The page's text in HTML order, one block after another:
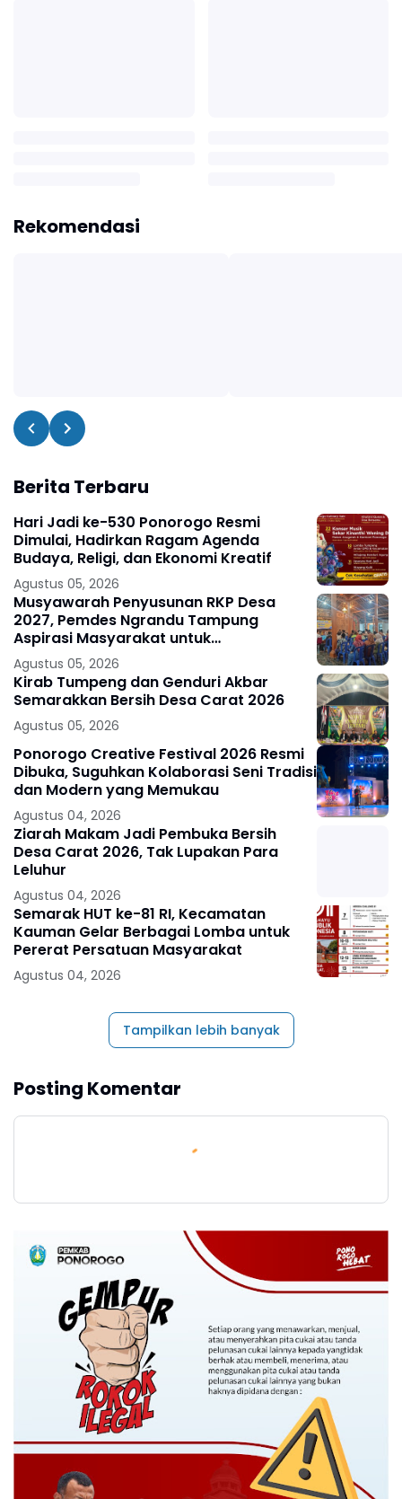
Rekomendasi
Berita Terbaru
Hari Jadi ke-530 Ponorogo Resmi
Dimulai, Hadirkan Ragam Agenda
Budaya, Religi, dan Ekonomi Kreatif
Agustus 05, 2026
Musyawarah Penyusunan RKP Desa
2027, Pemdes Ngrandu Tampung
Aspirasi Masyarakat untuk
Pembangunan Berkelanjutan
Agustus 05, 2026
Kirab Tumpeng dan Genduri Akbar
Semarakkan Bersih Desa Carat 2026
Agustus 05, 2026
Ponorogo Creative Festival 2026 Resmi
Dibuka, Suguhkan Kolaborasi Seni Tradisi
dan Modern yang Memukau
Agustus 04, 2026
Ziarah Makam Jadi Pembuka Bersih
Desa Carat 2026, Tak Lupakan Para
Leluhur
Agustus 04, 2026
Semarak HUT ke-81 RI, Kecamatan
Kauman Gelar Berbagai Lomba untuk
Pererat Persatuan Masyarakat
Agustus 04, 2026
Tampilkan lebih banyak
Posting Komentar